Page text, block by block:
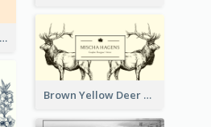
Pink And Grey Alpaca Illustration Business Card
Brown Yellow Deer Silhouette Business Card